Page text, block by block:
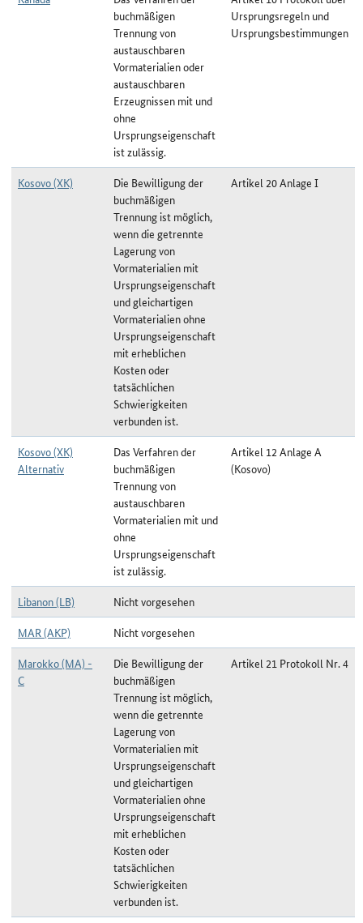
buchmäßigen
Trennung von
austauschbaren
Vormaterialien oder
austauschbaren
Erzeugnissen mit und
ohne
Ursprungseigenschaft
ist zulässig.
Ursprungsregeln und
Ursprungsbestimmungen
Kosovo (XK)
Die Bewilligung der
buchmäßigen
Trennung ist möglich,
wenn die getrennte
Lagerung von
Vormaterialien mit
Ursprungseigenschaft
und gleichartigen
Vormaterialien ohne
Ursprungseigenschaft
mit erheblichen
Kosten oder
tatsächlichen
Schwierigkeiten
verbunden ist.
Artikel 20 Anlage I
Kosovo (XK)
Alternativ
Das Verfahren der
buchmäßigen
Trennung von
austauschbaren
Vormaterialien mit und
ohne
Ursprungseigenschaft
ist zulässig.
Artikel 12 Anlage A
(Kosovo)
Libanon (LB)
Nicht vorgesehen
MAR (AKP)
Nicht vorgesehen
Marokko (MA) -
C
Die Bewilligung der
buchmäßigen
Trennung ist möglich,
wenn die getrennte
Lagerung von
Vormaterialien mit
Ursprungseigenschaft
und gleichartigen
Vormaterialien ohne
Ursprungseigenschaft
mit erheblichen
Kosten oder
tatsächlichen
Schwierigkeiten
verbunden ist.
Artikel 21 Protokoll Nr. 4